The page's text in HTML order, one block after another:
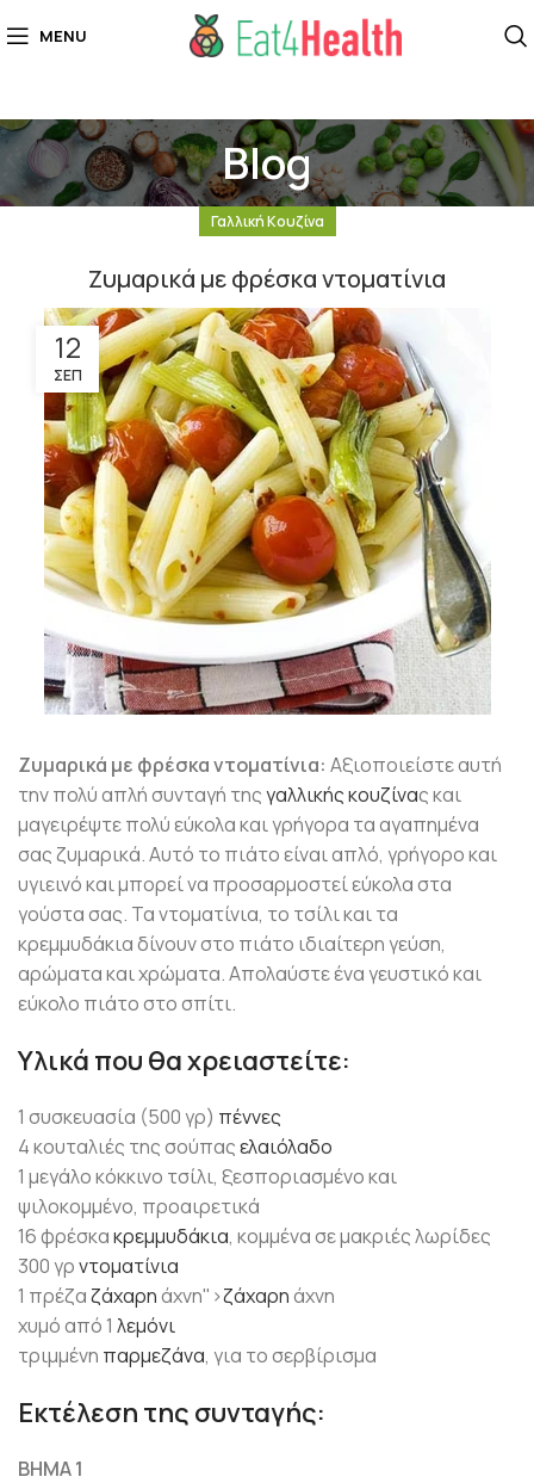
MENU
Blog
Γαλλική Κουζίνα
Ζυμαρικά με φρέσκα ντοματίνια
12
ΣΕΠ
Ζυμαρικά με φρέσκα ντοματίνια: Αξιοποιείστε αυτή
την πολύ απλή συνταγή τηςγαλλικής κουζίνας και
μαγειρέψτε πολύ εύκολα και γρήγορα τα αγαπημένα
σας ζυμαρικά. Αυτό το πιάτο είναι απλό, γρήγορο και
υγιεινό και μπορεί να προσαρμοστεί εύκολα στα
γούστα σας. Τα ντοματίνια, το τσίλι και τα
κρεμμυδάκια δίνουν στο πιάτο ιδιαίτερη γεύση,
αρώματα και χρώματα. Απολαύστε ένα γευστικό και
εύκολο πιάτο στο σπίτι.
Υλικά που θα χρειαστείτε:
1 συσκευασία (500 γρ) πέννες
4 κουταλιές της σούπαςελαιόλαδο
1 μεγάλο κόκκινο τσίλι, ξεσποριασμένο και
ψιλοκομμένο, προαιρετικά
16 φρέσκακρεμμυδάκια, κομμένα σε μακριές λωρίδες
300 γρντοματίνια
1 πρέζαζάχαρηάχνη">ζάχαρηάχνη
χυμό από 1 λεμόνι
τριμμένη παρμεζάνα, για το σερβίρισμα
Εκτέλεση της συνταγής:
ΒΗΜΑ 1